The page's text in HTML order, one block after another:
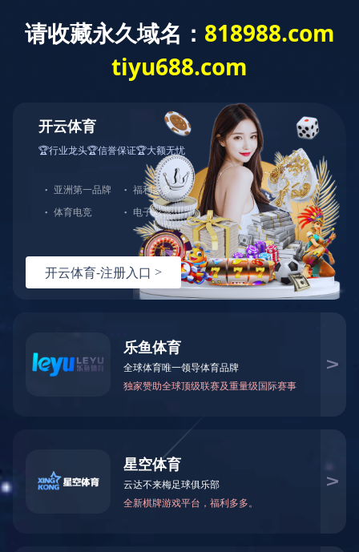
您的位置： 首页 > 荣誉资质 > 荣誉 > 详情
2022年工程半岛平台-半岛(中国)
一站式服务平台 成果文件质量评
价优秀
发布日期：2022-12-22 来源：本站 阅读量：215